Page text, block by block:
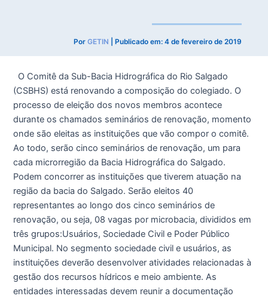
PorGETIN | Publicado em:4 de fevereiro de 2019
O Comitê da Sub-Bacia Hidrográfica do Rio Salgado
(CSBHS) está renovando a composição do colegiado. O
processo de eleição dos novos membros acontece
durante os chamados seminários de renovação, momento
onde são eleitas as instituições que vão compor o comitê.
Ao todo, serão cinco seminários de renovação, um para
cada microrregião da Bacia Hidrográfica do Salgado.
Podem concorrer as instituições que tiverem atuação na
região da bacia do Salgado. Serão eleitos 40
representantes ao longo dos cinco seminários de
renovação, ou seja, 08 vagas por microbacia, divididos em
três grupos:Usuários, Sociedade Civil e Poder Público
Municipal. No segmento sociedade civil e usuários, as
instituições deverão desenvolver atividades relacionadas à
gestão dos recursos hídricos e meio ambiente. As
entidades interessadas devem reunir a documentação